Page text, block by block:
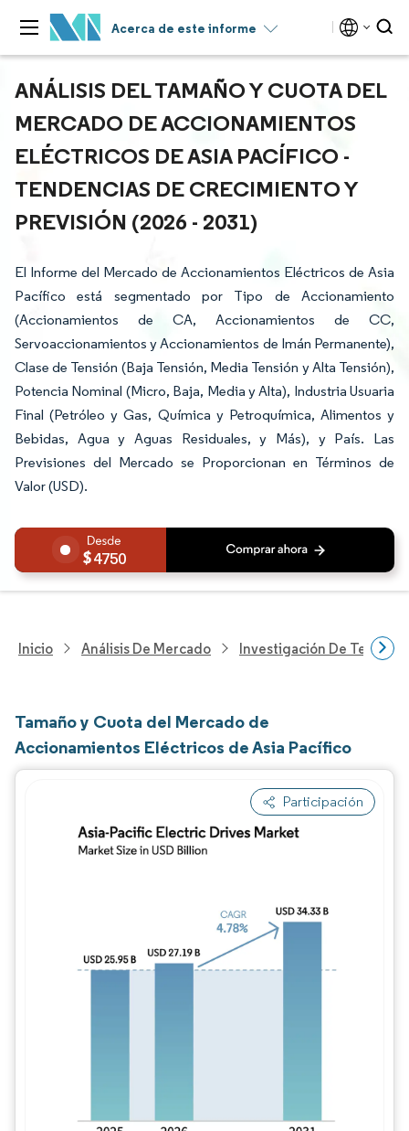
Acerca de este informe
ANÁLISIS DEL TAMAÑO Y CUOTA DEL
MERCADO DE ACCIONAMIENTOS
ELÉCTRICOS DE ASIA PACÍFICO -
TENDENCIAS DE CRECIMIENTO Y
PREVISIÓN (2026 - 2031)
El Informe del Mercado de Accionamientos Eléctricos de Asia
Pacífico está segmentado por Tipo de Accionamiento
(Accionamientos de CA, Accionamientos de CC,
Servoaccionamientos y Accionamientos de Imán Permanente),
Clase de Tensión (Baja Tensión, Media Tensión y Alta Tensión),
Potencia Nominal (Micro, Baja, Media y Alta), Industria Usuaria
Final (Petróleo y Gas, Química y Petroquímica, Alimentos y
Bebidas, Agua y Aguas Residuales, y Más), y País. Las
Previsiones del Mercado se Proporcionan en Términos de
Valor (USD).
4750
Inicio Análisis De Mercado Investigación De
Tamaño y Cuota del Mercado de
Accionamientos Eléctricos de Asia Pacífico
Participación